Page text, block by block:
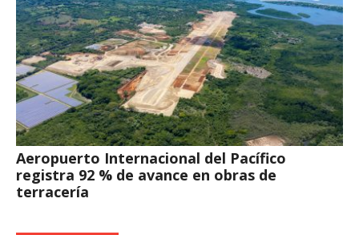
Aeropuerto Internacional del Pacífico
registra 92 % de avance en obras de
terracería